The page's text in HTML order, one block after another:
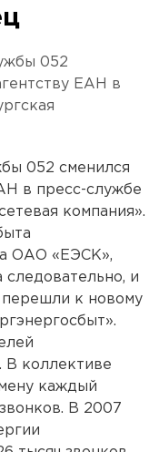
052
ЕАН в
052 сменился
в пресс-службе
компания».
ОАО «ЕЭСК»,
следовательно, и
перешли к новому
В коллективе
каждый
В 2007